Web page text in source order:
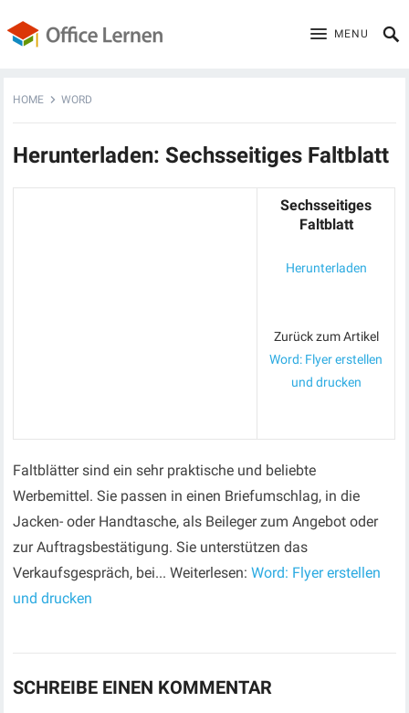
MENU
HOME WORD
Herunterladen: Sechsseitiges Faltblatt
Sechsseitiges
Faltblatt
Herunterladen
Zurück zum Artikel
Word: Flyer erstellen
und drucken
Faltblätter sind ein sehr praktische und beliebte
Werbemittel. Sie passen in einen Briefumschlag, in die
Jacken- oder Handtasche, als Beileger zum Angebot oder
zur Auftragsbestätigung. Sie unterstützen das
Verkaufsgespräch, bei... Weiterlesen:Word: Flyer erstellen
und drucken
SCHREIBE EINEN KOMMENTAR